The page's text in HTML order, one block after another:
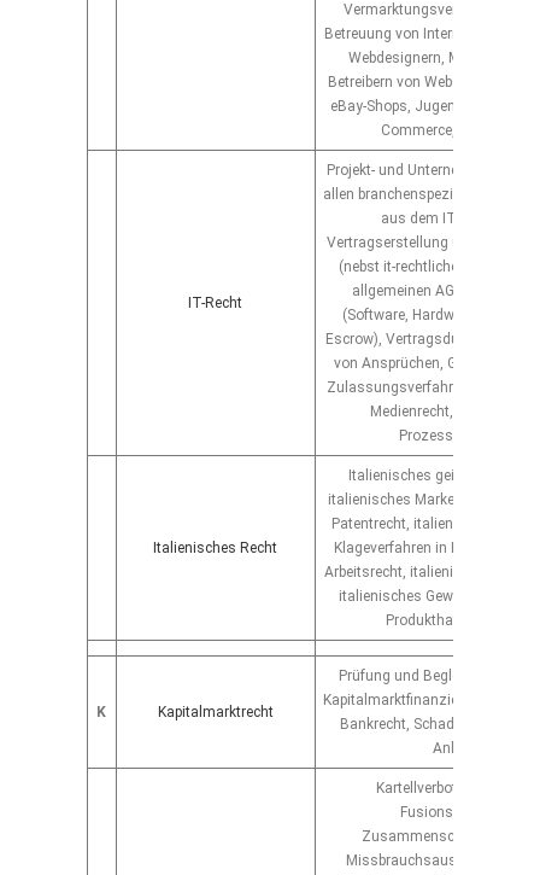
Vermarktungsverträge),
Betreuung von Internet-Service-
Webdesignern,
Betreibern von Webshops
eBay-Shops, Jugendschutz im
Commerce, E-Business
IT-Recht
Projekt- und
allen branchenspezifischen
aus dem IT-/ TK-Markt.
Vertragserstellung und
(nebst it-rechtlichen
allgemeinen AGB),
(Software, Hardware,
Escrow), Vertragsdurchsetzung,
von Ansprüchen,
Zulassungsverfahren,
Medienrecht,
Prozessverfahren
Italienisches Recht
Italienisches geistiges
italienisches Markenrecht,
Patentrecht, italienisches
Klageverfahren in Italien,
Arbeitsrecht, italienisches
italienisches
Produkthaftungsrecht
K Kapitalmarktrecht
Prüfung und Begleitung der
Bankrecht,
Anleger
Kartellverbotssverfahren,
Fusionskontrolle,